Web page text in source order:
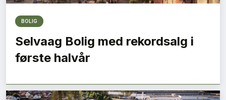
BOLIG
Selvaag Bolig med rekordsalg i
første halvår